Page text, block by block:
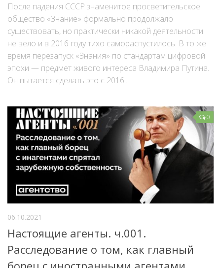
После падения СССР знаменитое просветительское
общество «Знание» формально продолжало
существовать, но практически никакой деятельности
не вело и в 2016 году тихо самораспустилось. В то же
время перезапуск «Знания» по стандартам цифровой
эпохи — предмет живого интереса Владимира Путина.
Он пытается сделать это с 2016...
0
06.10.2021
Настоящие агенты. ч.001.
Расследование о том, как главный